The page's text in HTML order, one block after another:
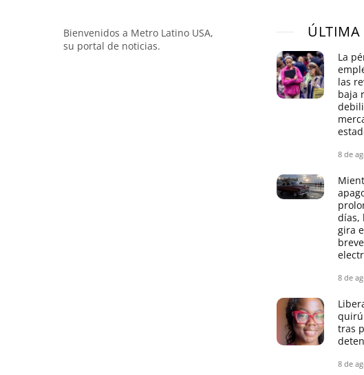
Bienvenidos a Metro Latino USA,
su portal de noticias.
ÚLTIMA
La
las
baja
8 de
días,
gira
8 de
tras
8 de